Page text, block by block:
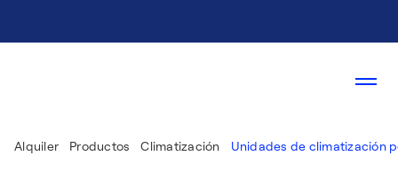
Alquiler Productos Climatización Unidades de climatización